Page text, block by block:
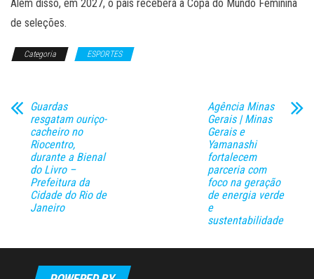
Além disso, em 2027, o país receberá a Copa do Mundo Feminina
de seleções.
Categoria ESPORTES
Guardas
resgatam ouriço-
cacheiro no
Riocentro,
durante a Bienal
do Livro –
Prefeitura da
Cidade do Rio de
Janeiro
Agência Minas
Gerais | Minas
Gerais e
Yamanashi
fortalecem
parceria com
foco na geração
de energia verde
e
sustentabilidade